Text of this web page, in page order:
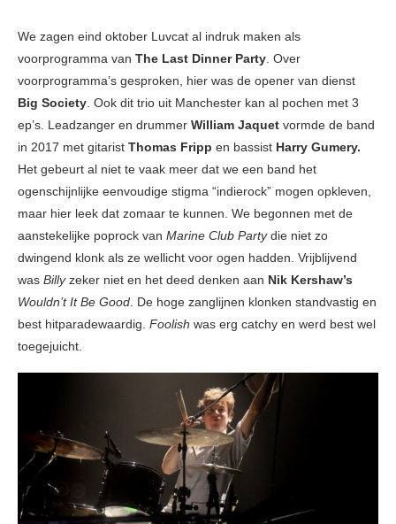
We zagen eind oktober Luvcat al indruk maken als
voorprogramma van The Last Dinner Party. Over
voorprogramma’s gesproken, hier was de opener van dienst
Big Society. Ook dit trio uit Manchester kan al pochen met 3
ep’s. Leadzanger en drummer William Jaquet vormde de band
in 2017 met gitarist Thomas Fripp en bassist Harry Gumery.
Het gebeurt al niet te vaak meer dat we een band het
ogenschijnlijke eenvoudige stigma “indierock” mogen opkleven,
maar hier leek dat zomaar te kunnen. We begonnen met de
aanstekelijke poprock van Marine Club Partydie niet zo
dwingend klonk als ze wellicht voor ogen hadden. Vrijblijvend
was Billyzeker niet en het deed denken aan Nik Kershaw’s
Wouldn’t It Be Good. De hoge zanglijnen klonken standvastig en
best hitparadewaardig. Foolish was erg catchy en werd best wel
toegejuicht.